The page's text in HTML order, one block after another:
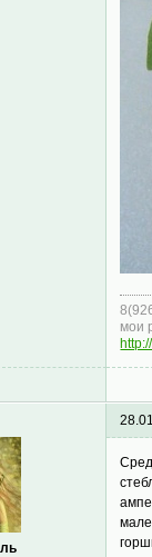
мои